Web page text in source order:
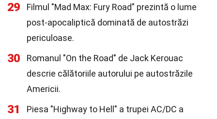
29
Filmul "Mad Max: Fury Road" prezintă o lume
post-apocaliptică dominată de autostrăzi
periculoase.
30
Romanul "On the Road" de Jack Kerouac
descrie călătoriile autorului pe autostrăzile
Americii.
31
Piesa "Highway to Hell" a trupei AC/DC a